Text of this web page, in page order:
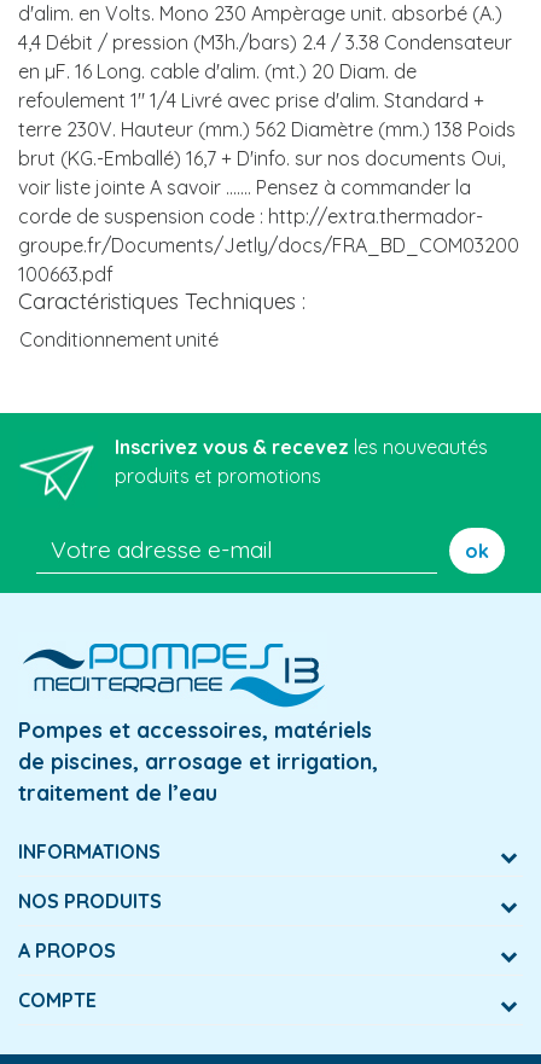
d'alim. en Volts. Mono 230 Ampèrage unit. absorbé (A.)
4,4 Débit / pression (M3h./bars) 2.4 / 3.38 Condensateur
en µF. 16 Long. cable d'alim. (mt.) 20 Diam. de
refoulement 1" 1/4 Livré avec prise d'alim. Standard +
terre 230V. Hauteur (mm.) 562 Diamètre (mm.) 138 Poids
brut (KG.-Emballé) 16,7 + D'info. sur nos documents Oui,
voir liste jointe A savoir ....... Pensez à commander la
corde de suspension code : http://extra.thermador-
groupe.fr/Documents/Jetly/docs/FRA_BD_COM03200
100663.pdf
Caractéristiques Techniques :
Conditionnement unité
Inscrivez vous & recevez les nouveautés
produits et promotions
ok
Pompes et accessoires, matériels
de piscines, arrosage et irrigation,
traitement de l’eau
INFORMATIONS
NOS PRODUITS
A PROPOS
COMPTE